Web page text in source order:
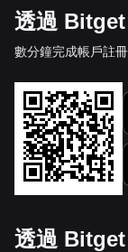
透過
數分鐘完成帳戶註
透過